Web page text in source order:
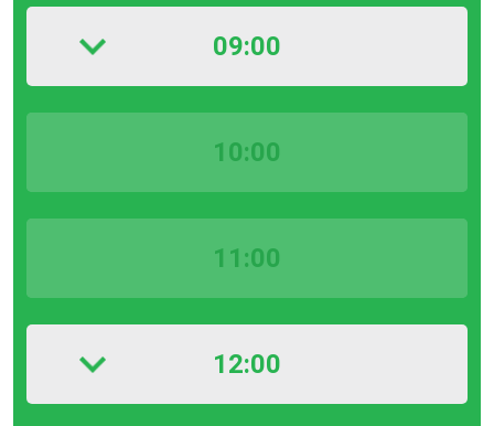
09:00
10:00
11:00
12:00